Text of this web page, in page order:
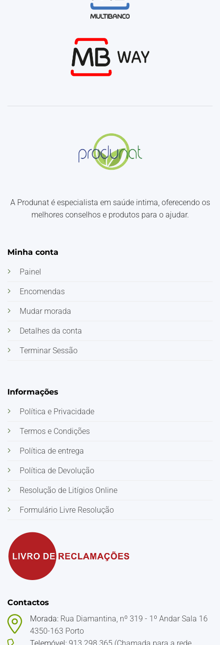
A Produnat é especialista em saúde intima, oferecendo os
melhores conselhos e produtos para o ajudar.
Minha conta
Painel
Encomendas
Mudar morada
Detalhes da conta
Terminar Sessão
Informações
Política e Privacidade
Termos e Condições
Política de entrega
Política de Devolução
Resolução de Litígios Online
Formulário Livre Resolução
Contactos
Morada: Rua Diamantina, nº 319 - 1º Andar Sala 16
4350-163 Porto